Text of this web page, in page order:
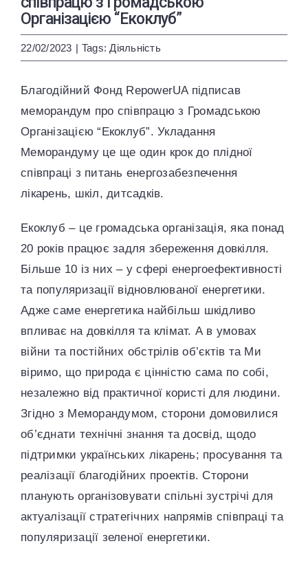
Організацією “Екоклуб”
22/02/2023 | Tags:Діяльність
Благодійний Фонд RepowerUA підписав
меморандум про співпрацю з Громадською
Організацією “Екоклуб”. Укладання
Меморандуму це ще один крок до плідної
співпраці з питань енергозабезпечення
лікарень, шкіл, дитсадків.
Екоклуб – це громадська організація, яка понад
20 років працює задля збереження довкілля.
Більше 10 із них – у сфері енергоефективності
та популяризації відновлюваної енергетики.
Адже саме енергетика найбільш шкідливо
впливає на довкілля та клімат. А в умовах
війни та постійних обстрілів об’єктів та Ми
віримо, що природа є цінністю сама по собі,
незалежно від практичної користі для людини.
Згідно з Меморандумом, сторони домовилися
об’єднати технічні знання та досвід, щодо
підтримки українських лікарень; просування та
реалізації благодійних проектів. Сторони
планують організовувати спільні зустрічі для
актуалізації стратегічних напрямів співпраці та
популяризації зеленої енергетики.